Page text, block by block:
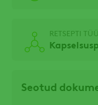
RETSEPTI
Seotud